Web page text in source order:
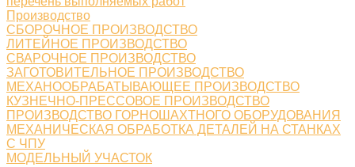
Производство
СБОРОЧНОЕ ПРОИЗВОДСТВО
ЛИТЕЙНОЕ ПРОИЗВОДСТВО
СВАРОЧНОЕ ПРОИЗВОДСТВО
ЗАГОТОВИТЕЛЬНОЕ ПРОИЗВОДСТВО
МЕХАНООБРАБАТЫВАЮЩЕЕ ПРОИЗВОДСТВО
КУЗНЕЧНО-ПРЕССОВОЕ ПРОИЗВОДСТВО
ПРОИЗВОДСТВО ГОРНОШАХТНОГО ОБОРУДОВАНИЯ
МЕХАНИЧЕСКАЯ ОБРАБОТКА ДЕТАЛЕЙ НА СТАНКАХ
С ЧПУ
МОДЕЛЬНЫЙ УЧАСТОК